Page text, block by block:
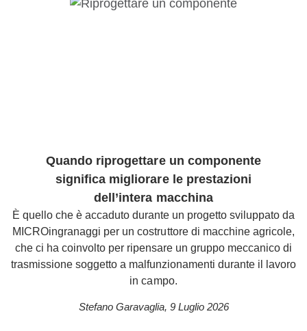
Quando riprogettare un componente
significa migliorare le prestazioni
dell’intera macchina
È quello che è accaduto durante un progetto sviluppato da
MICROingranaggi per un costruttore di macchine agricole,
che ci ha coinvolto per ripensare un gruppo meccanico di
trasmissione soggetto a malfunzionamenti durante il lavoro
in campo.
Stefano Garavaglia, 9 Luglio 2026